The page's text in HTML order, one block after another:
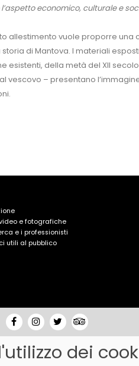
economico, culturale e
allestimento vuole proporre una
di Mantova. I materiali
della metà del XII
vescovo – presentano
e fotografiche
e i professionisti
utili al pubblico
dei